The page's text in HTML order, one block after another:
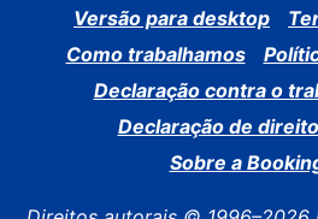
Versão para desktop
Como trabalhamos
Declaração contra o
Declaração de
Sobre a